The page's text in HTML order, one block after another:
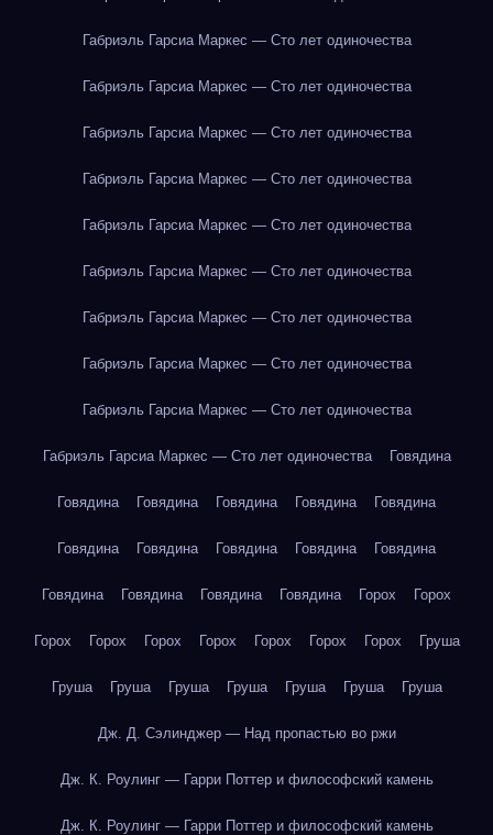
Габриэль Гарсиа Маркес — Сто лет одиночества
Габриэль Гарсиа Маркес — Сто лет одиночества
Габриэль Гарсиа Маркес — Сто лет одиночества
Габриэль Гарсиа Маркес — Сто лет одиночества
Габриэль Гарсиа Маркес — Сто лет одиночества
Габриэль Гарсиа Маркес — Сто лет одиночества
Габриэль Гарсиа Маркес — Сто лет одиночества
Габриэль Гарсиа Маркес — Сто лет одиночества
Габриэль Гарсиа Маркес — Сто лет одиночества
Габриэль Гарсиа Маркес — Сто лет одиночества Говядина
Говядина Говядина Говядина Говядина Говядина
Говядина Говядина Говядина Говядина Говядина
Говядина Говядина Говядина Говядина Горох Горох
Горох Горох Горох Горох Горох Горох Горох Груша
Груша Груша Груша Груша Груша Груша Груша
Дж. Д. Сэлинджер — Над пропастью во ржи
Дж. К. Роулинг — Гарри Поттер и философский камень
Дж. К. Роулинг — Гарри Поттер и философский камень